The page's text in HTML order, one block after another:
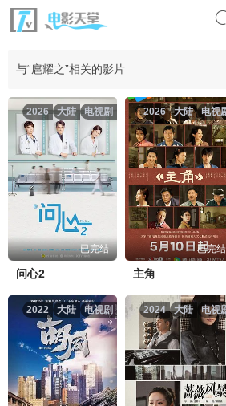
与“扈耀之”相关的影片
电视剧
大陆
2026
已完结
问心2
电视
大陆
2026
已完结
主角
电视剧
大陆
2022 电视
大陆
2024